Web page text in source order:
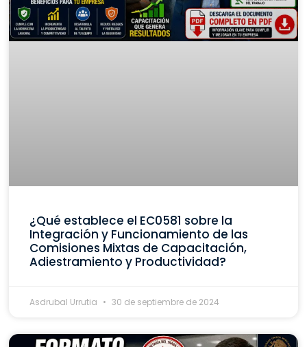
¿Qué establece el EC0581 sobre la
Integración y Funcionamiento de las
Comisiones Mixtas de Capacitación,
Adiestramiento y Productividad?
Asdrubal Urrutia 30 de septiembre de 2024